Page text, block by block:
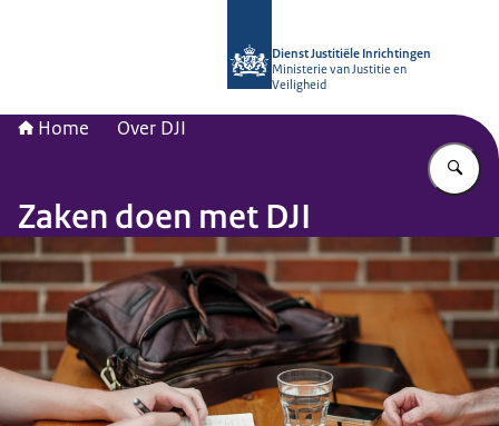
Dienst Justitiële Inrichtingen
Ministerie van Justitie en
Veiligheid
Home Over DJI
Zaken doen met DJI